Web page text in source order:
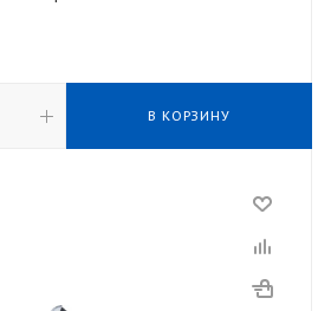
В КОРЗИНУ